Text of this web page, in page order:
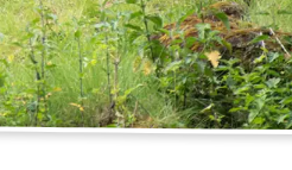
ÜBER UNS
Arbeiten im Wildpark